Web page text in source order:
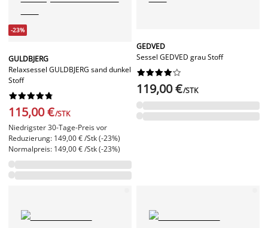
-23%
GULDBJERG
Relaxsessel GULDBJERG sand dunkel
Stoff






115,00 €/STK
Niedrigster 30-Tage-Preis vor
Reduzierung: 149,00 € /Stk (-23%)
Normalpreis: 149,00 € /Stk (-23%)
GEDVED
Sessel GEDVED grau Stoff






119,00 €/STK